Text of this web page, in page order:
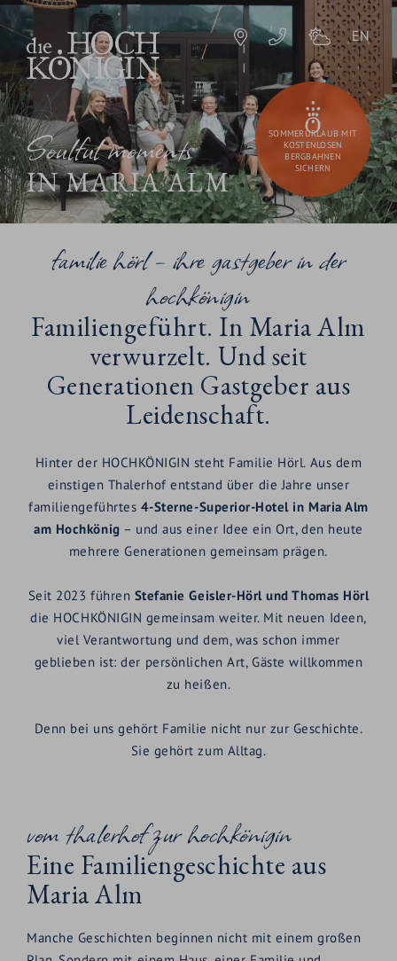
Soulful moments
IN MARIA ALM
EN
SOMMERURLAUB MIT
KOSTENLOSEN
BERGBAHNEN
SICHERN
familie hörl – ihre gastgeber in der
hochkönigin
Familiengeführt. In Maria Alm
verwurzelt. Und seit
Generationen Gastgeber aus
Leidenschaft.
Hinter der HOCHKÖNIGIN steht Familie Hörl. Aus dem
einstigen Thalerhof entstand über die Jahre unser
familiengeführtes 4-Sterne-Superior-Hotel in Maria Alm
am Hochkönig – und aus einer Idee ein Ort, den heute
mehrere Generationen gemeinsam prägen.
Seit 2023 führen Stefanie Geisler-Hörl und Thomas Hörl
die HOCHKÖNIGIN gemeinsam weiter. Mit neuen Ideen,
viel Verantwortung und dem, was schon immer
geblieben ist: der persönlichen Art, Gäste willkommen
zu heißen.
Denn bei uns gehört Familie nicht nur zur Geschichte.
Sie gehört zum Alltag.
vom thalerhof zur hochkönigin
Eine Familiengeschichte aus
Maria Alm
Manche Geschichten beginnen nicht mit einem großen